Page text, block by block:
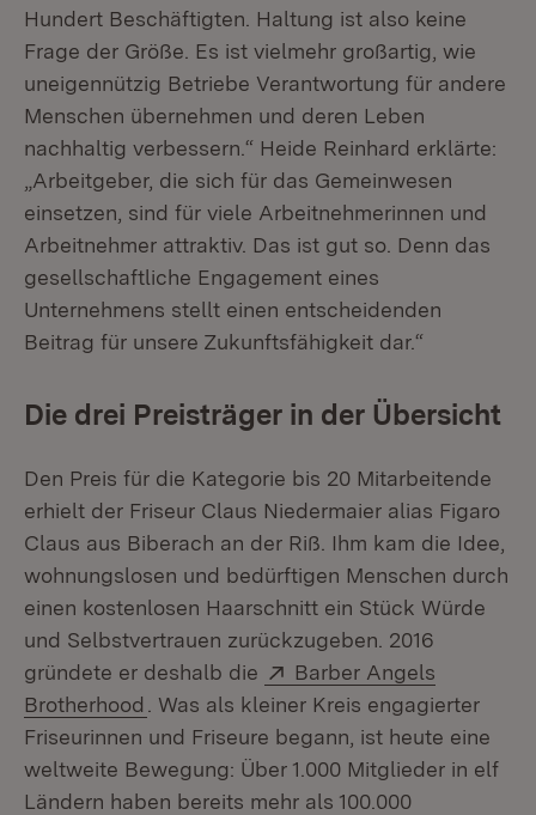
Hundert Beschäftigten. Haltung ist also keine
Frage der Größe. Es ist vielmehr großartig, wie
uneigennützig Betriebe Verantwortung für andere
Menschen übernehmen und deren Leben
nachhaltig verbessern.“ Heide Reinhard erklärte:
„Arbeitgeber, die sich für das Gemeinwesen
einsetzen, sind für viele Arbeitnehmerinnen und
Arbeitnehmer attraktiv. Das ist gut so. Denn das
gesellschaftliche Engagement eines
Unternehmens stellt einen entscheidenden
Beitrag für unsere Zukunftsfähigkeit dar.“
Die drei Preisträger in der Übersicht
Den Preis für die Kategorie bis 20 Mitarbeitende
erhielt der Friseur Claus Niedermaier alias Figaro
Claus aus Biberach an der Riß. Ihm kam die Idee,
wohnungslosen und bedürftigen Menschen durch
einen kostenlosen Haarschnitt ein Stück Würde
und Selbstvertrauen zurückzugeben. 2016
gründete er deshalb die
Extern:
Barber Angels
Brotherhood (Öffnet in neuem Fenster)
. Was als kleiner Kreis engagierter
Friseurinnen und Friseure begann, ist heute eine
weltweite Bewegung: Über 1.000 Mitglieder in elf
Ländern haben bereits mehr als 100.000